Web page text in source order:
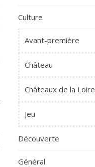
Culture
Avant-première
Château
Châteaux de la Loire
Jeu
Découverte
Général